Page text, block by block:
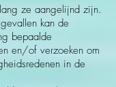
ze aangelijnd zijn.
kan de
bepaalde
en/of verzoeken om
in de